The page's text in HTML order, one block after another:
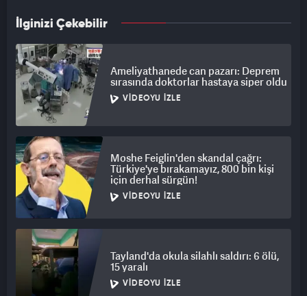
İlginizi Çekebilir
Ameliyathanede can pazarı: Deprem
sırasında doktorlar hastaya siper oldu
VIDEOYU İZLE
Moshe Feiglin'den skandal çağrı:
Türkiye'ye bırakamayız, 800 bin kişi
için derhal sürgün!
VIDEOYU İZLE
Tayland'da okula silahlı saldırı: 6 ölü,
15 yaralı
VIDEOYU İZLE